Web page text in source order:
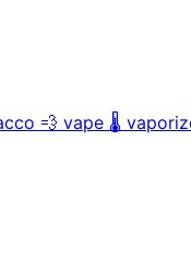
💨 vape 🌡️